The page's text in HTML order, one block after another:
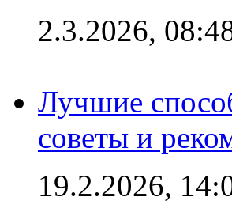
2.3.2026,
Лучшие
советы и
19.2.2026,